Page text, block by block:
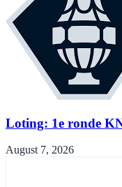
Loting: 1e ronde
August 7, 2026